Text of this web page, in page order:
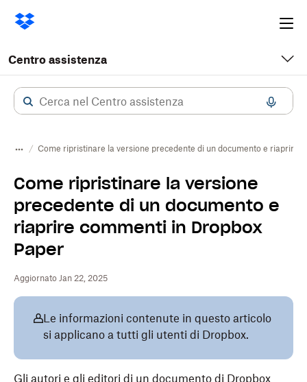
Centro assistenza
Come ripristinare la versione precedente di un documento e riaprire
Come ripristinare la versione
precedente di un documento e
riaprire commenti in Dropbox
Paper
Aggiornato Jan 22, 2025
Le informazioni contenute in questo articolo
si applicano a tutti gli utenti di Dropbox.
Gli autori e gli editori di un documento di Dropbox